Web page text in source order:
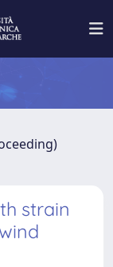
strain